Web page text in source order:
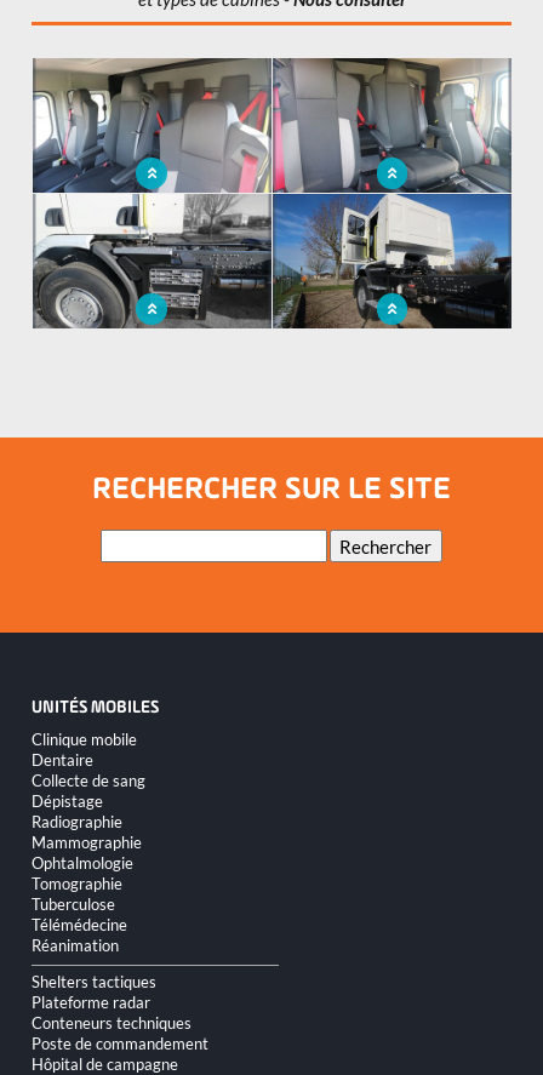
x
L'intérieur de la cabine avec 3ème
siège et banquette
Le troisième siège central
RECHERCHER SUR LE SITE
Mots-
Rechercher
UNITÉS MOBILES
Aller
au
contenu
Clinique mobile
Dentaire
Collecte de sang
Dépistage
Radiographie
Mammographie
Ophtalmologie
Tomographie
Tuberculose
Télémédecine
Réanimation
Shelters tactiques
Plateforme radar
Conteneurs techniques
Poste de commandement
Hôpital de campagne